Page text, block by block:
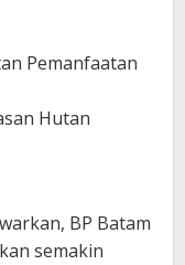
Pemanfaatan
Hutan
BP Batam
semakin